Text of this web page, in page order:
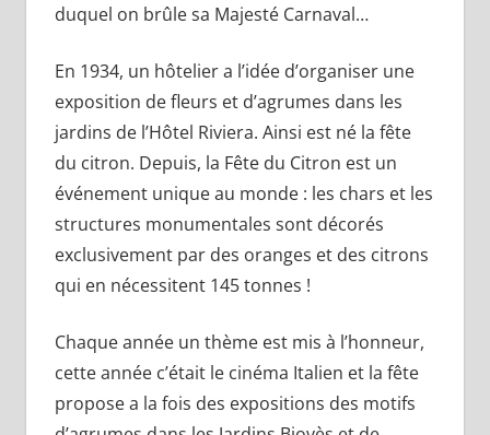
duquel on brûle sa Majesté Carnaval…
En 1934, un hôtelier a l’idée d’organiser une
exposition de fleurs et d’agrumes dans les
jardins de l’Hôtel Riviera. Ainsi est né la fête
du citron. Depuis, la Fête du Citron est un
événement unique au monde : les chars et les
structures monumentales sont décorés
exclusivement par des oranges et des citrons
qui en nécessitent 145 tonnes !
Chaque année un thème est mis à l’honneur,
cette année c’était le cinéma Italien et la fête
propose a la fois des expositions des motifs